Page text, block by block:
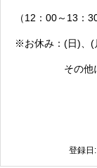
（12：00～13：
※お休み：(日)、(
その他に、大
登録日